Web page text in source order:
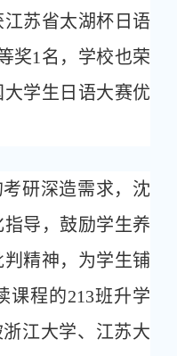
苏省太湖杯日语
奖1名，学校也荣
学生日语大赛优
研深造需求，沈
导，鼓励学生养
精神，为学生铺
课程的213班升学
江大学、江苏大